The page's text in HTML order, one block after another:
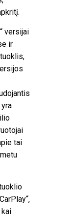
versijai
ir
tai